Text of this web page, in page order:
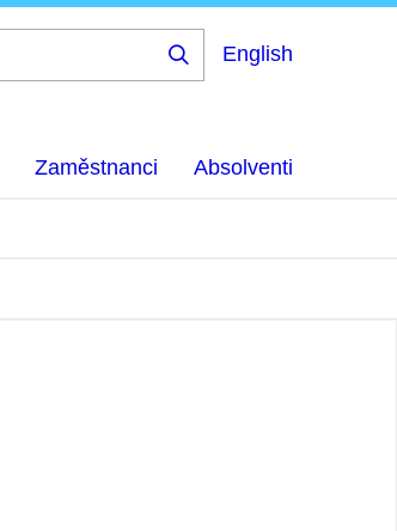
English
Zaměstnanci Absolventi